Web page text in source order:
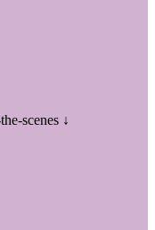
scenes ↓